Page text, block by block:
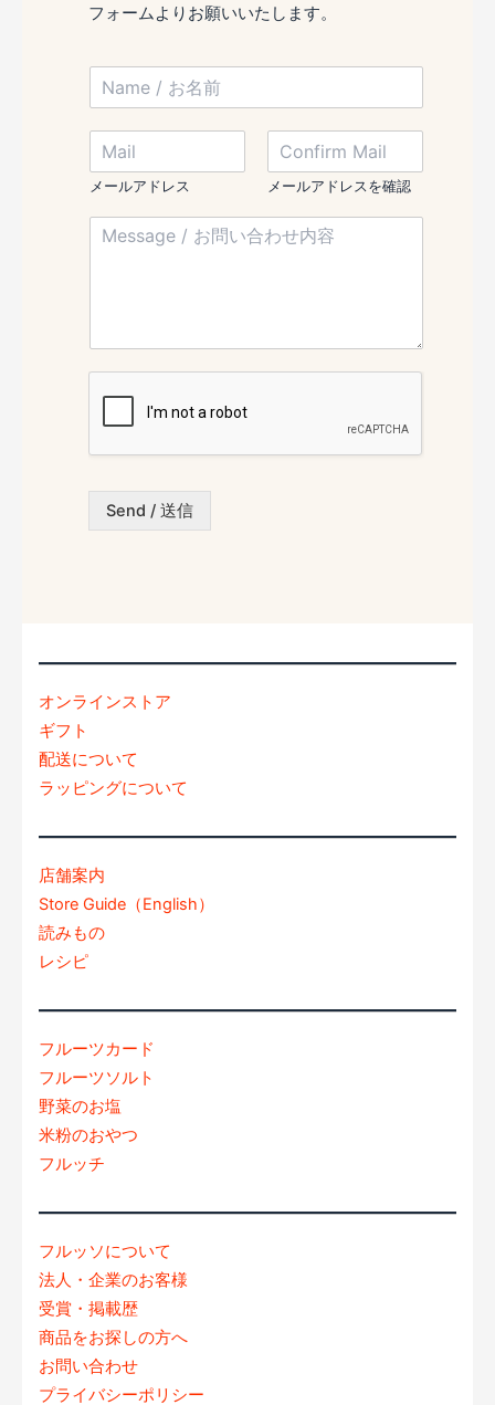
フォームよりお願いいたします。
お
前
/
M
a
i
M
iメールアドレス メールアドレスを確認
M
お
問
い
わ
内
Send / 送信
オンラインストア
ギフト
配送について
ラッピングについて
店舗案内
Store Guide（English）
読みもの
レシピ
フルーツカード
フルーツソルト
野菜のお塩
米粉のおやつ
フルッチ
フルッソについて
法人・企業のお客様
受賞・掲載歴
商品をお探しの方へ
お問い合わせ
プライバシーポリシー